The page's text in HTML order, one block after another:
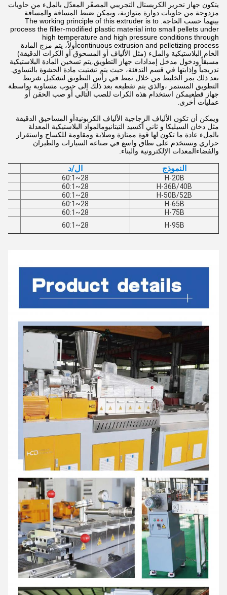
يتكون جهاز تحرير الكريستال التجريبي المصغّر المعدّل بالملء من حاويات
مزدوجة من حاويات دوارة متوازية، ويمكن ضبط المسافة والمسافة
بينهما حسب الحاجة. The working principle of this extruder is to
process the filler-modified plastic material into small pellets under
high temperature and high pressure conditions through
continuous extrusion and pelletizing processأولاً، يتم مزج المادة
الخام البلاستيكية والملء (مثل الألياف أو المسحوق أو الكرات الدقيقة)
مسبقاً ودخول مدخل إمدادات جهاز التطويق.يتم تسخين المادة البلاستيكية
تدريجياً وإذابتها في قسم التدفئة، حيث يتم تشتيت مادة الحشوة بالتساوي.
بعد ذلك يمر الخليط من خلال نمط في رأس التطويق لتشكيل شريط
التطويق المستمر ،والذي يتم تقطيعه بعد ذلك إلى حبوب متساوية بواسطة
جهاز قطعيمكن استخدام هذه الكرات للصب التالي أو صب الحقن أو
عمليات أخرى.
ويمكن أن تكون الألياف الزجاجية الألياف الكربونيةأو المساحيق الدقيقة
مثل دخان السيليكا و ثاني أكسيد التيتانيومالمواد البلاستيكية المعدلة
بالملء عادة ما تكون لها قوة ممتازة وصلابة ومقاومة للكساح واستقرار
حراري وتستخدم على نطاق واسع في صناعة السيارات والطيران
والفضاءالمعدات الإلكترونية والبناء.
النموذج ال/د
H-20B
28~60:1
H-36B/40B
28~60:1
H-50B/52B
28~60:1
H-65B
28~60:1
H-75B
28~60:1
H-95B
28~60:1